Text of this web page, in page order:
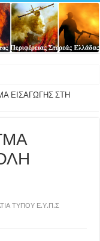
ΕΙΣΑΓΩΓΗΣ ΣΤΗ
ΤΥΠΟΥ Ε.Υ.Π.Σ